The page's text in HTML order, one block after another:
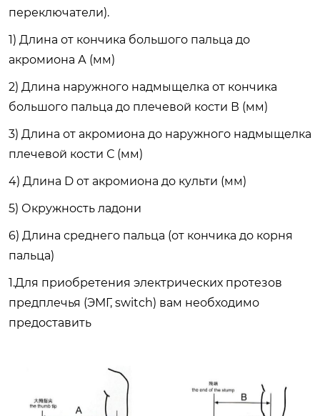
переключатели).
1) Длина от кончика большого пальца до
акромиона А (мм)
2) Длина наружного надмыщелка от кончика
большого пальца до плечевой кости В (мм)
3) Длина от акромиона до наружного надмыщелка
плечевой кости С (мм)
4) Длина D от акромиона до культи (мм)
5) Окружность ладони
6) Длина среднего пальца (от кончика до корня
пальца)
1.Для приобретения электрических протезов
предплечья (ЭМГ, switch) вам необходимо
предоставить